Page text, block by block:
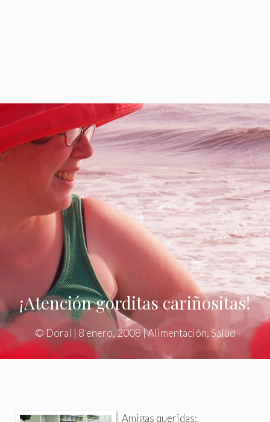
¡Atención gorditas cariñositas!
© Doral | 8 enero, 2008|Alimentación,Salud
Amigas queridas: